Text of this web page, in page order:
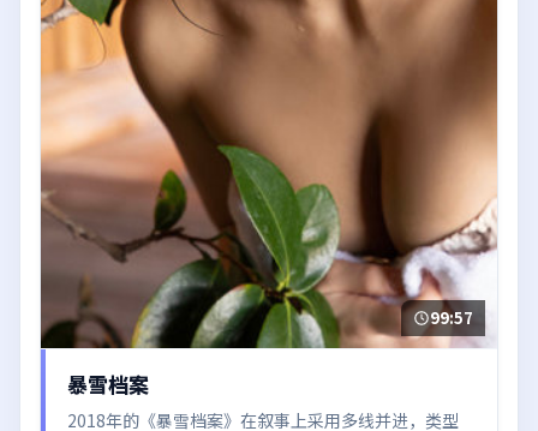
99:57
暴雪档案
2018年的《暴雪档案》在叙事上采用多线并进，类型